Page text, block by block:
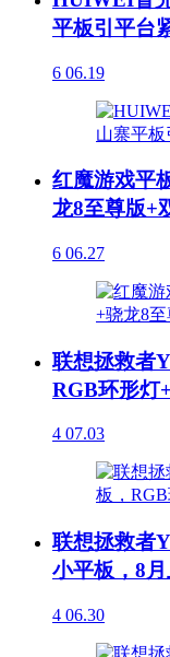
平板引平台
6 06.19
红魔游戏平
龙8至尊版+
6 06.27
联想拯救者
RGB环形灯
4 07.03
联想拯救者
小平板，8
4 06.30